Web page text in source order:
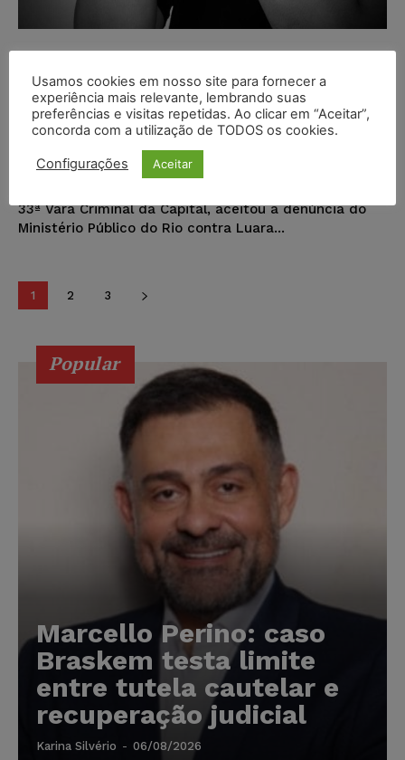
Justiça aceita denúncia e revoga
prisão de mulheres acusadas por
furto de ovos de Páscoa em
supermercado
NOTÍCIAS Portal Juristas
33ª Vara Criminal da Capital, aceitou a denúncia do
Ministério Público do Rio contra Luara...
1 2 3
Popular
Marcello Perino: caso
Braskem testa limite
entre tutela cautelar e
recuperação judicial
Karina Silvério - 06/08/2026
Usamos cookies em nosso site para fornecer a
experiência mais relevante, lembrando suas
preferências e visitas repetidas. Ao clicar em “Aceitar”,
concorda com a utilização de TODOS os cookies.
Configurações Aceitar